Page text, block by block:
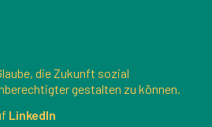
die Zukunft sozial
gestalten zu können.
LinkedIn